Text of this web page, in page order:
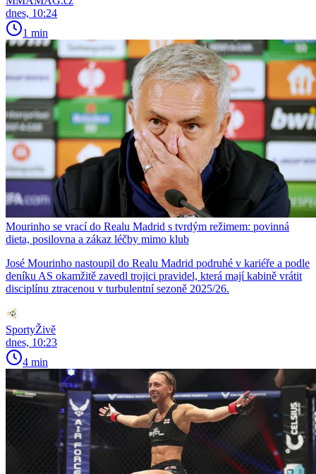
dnes, 10:24
1 min
Mourinho se vrací do Realu Madrid s tvrdým režimem: povinná
dieta, posilovna a zákaz léčby mimo klub
José Mourinho nastoupil do Realu Madrid podruhé v kariéře a podle
deníku AS okamžitě zavedl trojici pravidel, která mají kabině vrátit
disciplínu ztracenou v turbulentní sezoně 2025/26.
SportyŽivě
dnes, 10:23
4 min